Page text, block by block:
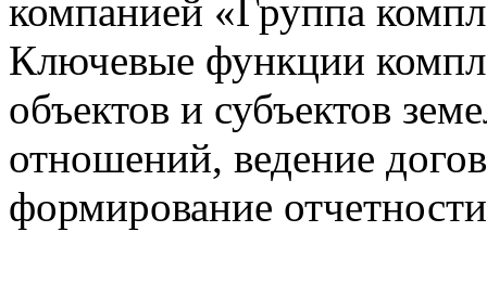
компанией «Группа
Ключевые функции
объектов и субъектов
отношений, ведение
формирование